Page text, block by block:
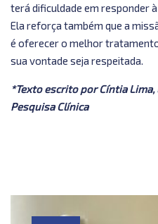
terá dificuldade em responder
Ela reforça também que a
é oferecer o melhor
sua vontade seja respeitada.
*Texto escrito por Cíntia Lima,
Pesquisa Clínica